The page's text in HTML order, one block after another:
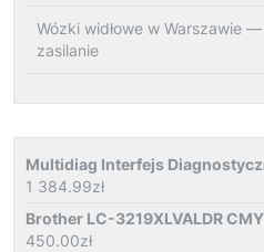
Wózki widłowe w Warszawie
zasilanie
Multidiag Interfejs
1 384.99zł
Brother LC-3219XLVALDR
450.00zł